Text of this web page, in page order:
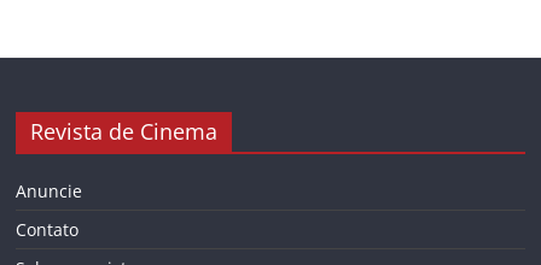
Revista de Cinema
Anuncie
Contato